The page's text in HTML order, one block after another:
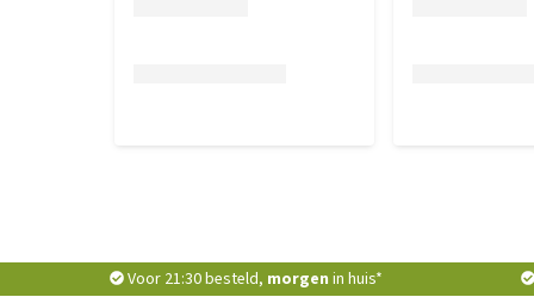
Voor 21:30 besteld, morgen in huis*